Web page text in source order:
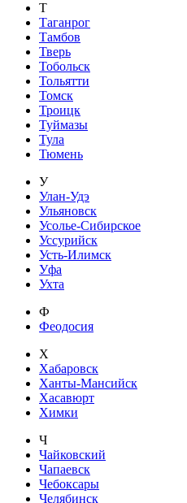
Т
Таганрог
Тамбов
Тверь
Тобольск
Тольятти
Томск
Троицк
Туймазы
Тула
Тюмень
У
Улан-Удэ
Ульяновск
Усолье-Сибирское
Уссурийск
Усть-Илимск
Уфа
Ухта
Ф
Феодосия
Х
Хабаровск
Ханты-Мансийск
Хасавюрт
Химки
Ч
Чайковский
Чапаевск
Чебоксары
Челябинск